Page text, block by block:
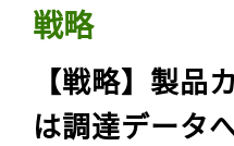
戦略
【戦略】製品
は調達データ